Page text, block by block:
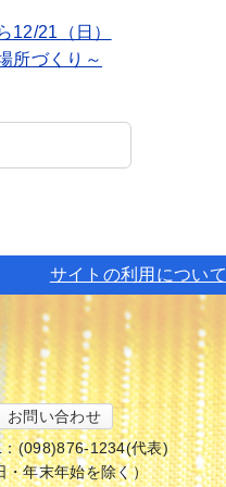
12/21（日）
所づくり～
サイトの利用について
お問い合わせ
(098)876-1234(代表)
・年末年始を除く）